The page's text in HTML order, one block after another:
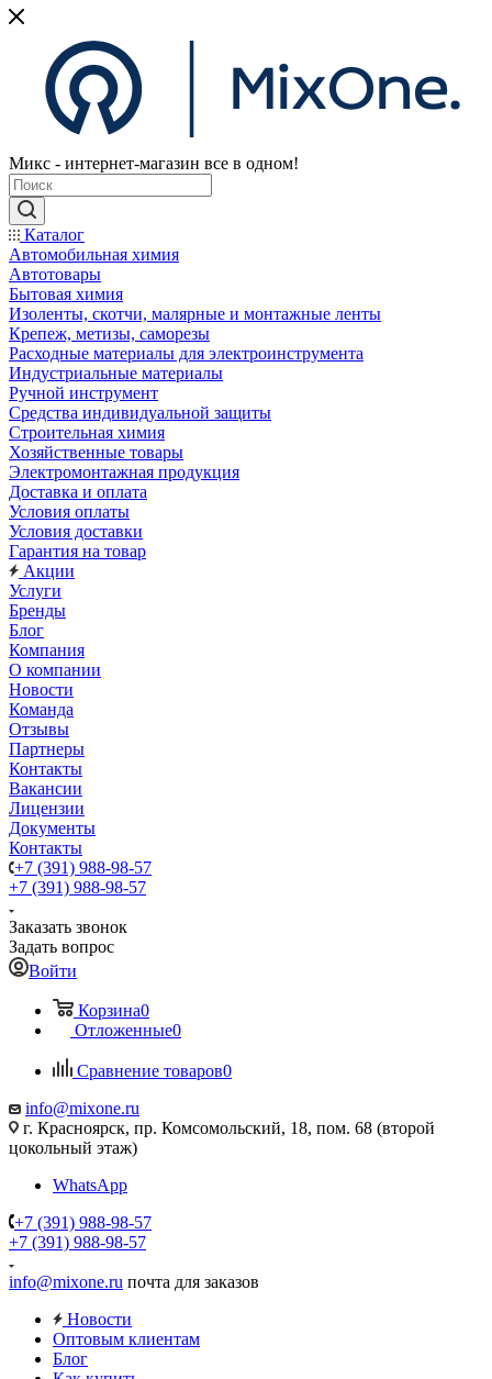
Микс - интернет-магазин все в одном!
Каталог
Автомобильная химия
Автотовары
Бытовая химия
Изоленты, скотчи, малярные и монтажные ленты
Крепеж, метизы, саморезы
Расходные материалы для электроинструмента
Индустриальные материалы
Ручной инструмент
Средства индивидуальной защиты
Строительная химия
Хозяйственные товары
Электромонтажная продукция
Доставка и оплата
Условия оплаты
Условия доставки
Гарантия на товар
Акции
Услуги
Бренды
Блог
Компания
О компании
Новости
Команда
Отзывы
Партнеры
Контакты
Вакансии
Лицензии
Документы
Контакты
+7 (391) 988-98-57
+7 (391) 988-98-57
Заказать звонок
Задать вопрос
Войти
Корзина0
Отложенные0
Сравнение товаров0
info@mixone.ru
г. Красноярск, пр. Комсомольский, 18, пом. 68 (второй
цокольный этаж)
WhatsApp
+7 (391) 988-98-57
+7 (391) 988-98-57
info@mixone.ru почта для заказов
Новости
Оптовым клиентам
Блог